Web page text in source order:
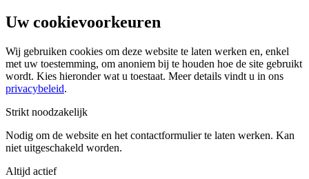
Uw cookievoorkeuren
Wij gebruiken cookies om deze website te laten werken en, enkel
met uw toestemming, om anoniem bij te houden hoe de site gebruikt
wordt. Kies hieronder wat u toestaat. Meer details vindt u in ons
privacybeleid.
Strikt noodzakelijk
Nodig om de website en het contactformulier te laten werken. Kan
niet uitgeschakeld worden.
Altijd actief